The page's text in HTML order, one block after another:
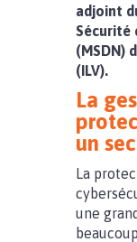
adjoint
Sécurité
(MSDN)
(ILV).
La
un
La
une